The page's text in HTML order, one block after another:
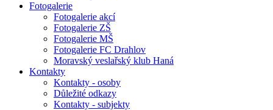
Fotogalerie
Fotogalerie akcí
Fotogalerie ZŠ
Fotogalerie MŠ
Fotogalerie FC Drahlov
Moravský veslařský klub Haná
Kontakty
Kontakty - osoby
Důležité odkazy
Kontakty - subjekty